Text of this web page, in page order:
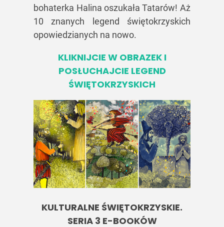
bohaterka Halina oszukała Tatarów! Aż
10 znanych legend świętokrzyskich
opowiedzianych na nowo.
KLIKNIJCIE W OBRAZEK I
POSŁUCHAJCIE LEGEND
ŚWIĘTOKRZYSKICH
KULTURALNE ŚWIĘTOKRZYSKIE.
SERIA 3 E-BOOKÓW